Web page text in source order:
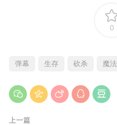
0
弹幕 生存 砍杀 魔法
上一篇